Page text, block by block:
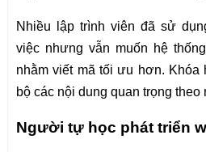
Nhiều lập trình viên đã sử
việc nhưng vẫn muốn hệ
nhằm viết mã tối ưu hơn. Khóa
bộ các nội dung quan trọng theo
Người tự học phát triển